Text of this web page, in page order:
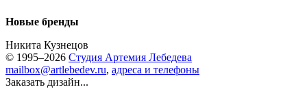
Новые бренды
Никита Кузнецов
© 1995–2026 Студия Артемия Лебедева
mailbox@artlebedev.ru, адреса и телефоны
Заказать дизайн...